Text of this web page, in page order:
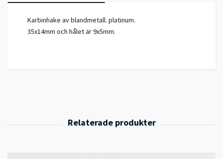
Karbinhake av blandmetall. platinum.
35x14mm och hålet är 9x5mm.